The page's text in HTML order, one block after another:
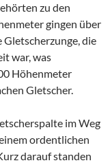
zu den
gingen über
Gletscherzunge, die
war, was
Höhenmeter
Gletscher.
im Weg
ordentlichen
darauf standen